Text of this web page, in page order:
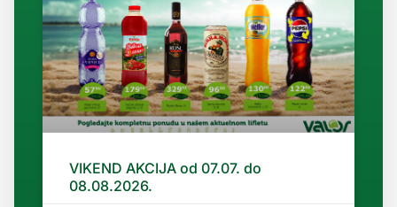
VIKEND AKCIJA od 07.07. do
08.08.2026.